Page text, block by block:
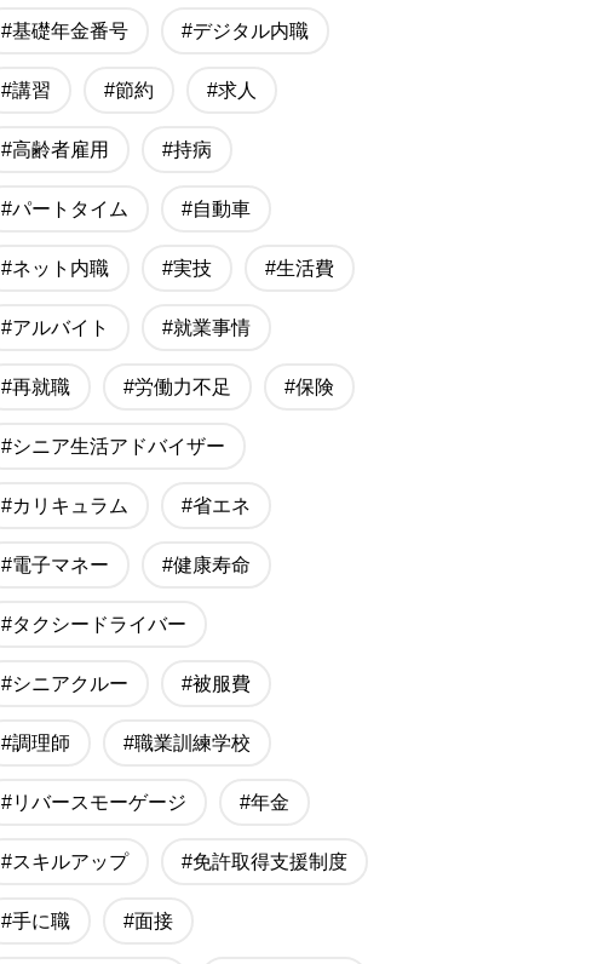
#基礎年金番号 #デジタル内職
#講習 #節約 #求人
#高齢者雇用 #持病
#パートタイム #自動車
#ネット内職 #実技 #生活費
#アルバイト #就業事情
#再就職 #労働力不足 #保険
#シニア生活アドバイザー
#カリキュラム #省エネ
#電子マネー #健康寿命
#タクシードライバー
#シニアクルー #被服費
#調理師 #職業訓練学校
#リバースモーゲージ #年金
#スキルアップ #免許取得支援制度
#手に職 #面接